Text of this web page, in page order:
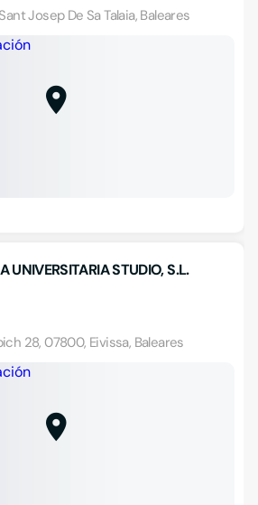
Josep De Sa Talaia, Baleares
UNIVERSITARIA STUDIO, S.L.
28, 07800, Eivissa, Baleares